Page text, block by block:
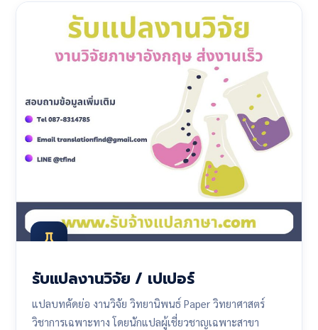
รับแปลงานวิจัย / เปเปอร์
แปลบทคัดย่อ งานวิจัย วิทยานิพนธ์ Paper วิทยาศาสตร์
วิชาการเฉพาะทาง โดยนักแปลผู้เชี่ยวชาญเฉพาะสาขา